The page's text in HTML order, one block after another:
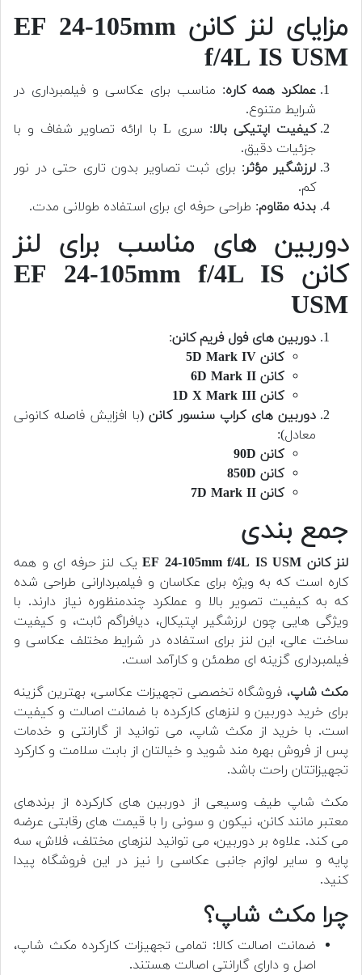
مزایای لنز کانن EF 24-105mm
f/4L IS USM
عملکرد همه کاره: مناسب برای عکاسی و فیلمبرداری در
شرایط متنوع.
کیفیت اپتیکی بالا
: سری L با ارائه تصاویر شفاف و با
جزئیات دقیق.
لرزشگیر مؤثر: برای ثبت تصاویر بدون تاری حتی در نور
کم.
بدنه مقاوم: طراحی حرفه ای برای استفاده طولانی مدت.
دوربین های مناسب برای لنز
کانن EF 24-105mm f/4L IS
USM
دوربین های فول فریم کانن:
کانن 5D Mark IV
کانن 6D Mark II
کانن 1D X Mark III
دوربین های کراپ سنسور کانن (با افزایش فاصله کانونی
معادل):
کانن 90D
کانن 850D
کانن 7D Mark II
جمع بندی
لنز کانن EF 24-105mm f/4L IS USM
یک لنز حرفه ای و همه
کاره است که به ویژه برای عکاسان و فیلمبردارانی طراحی شده
که به کیفیت تصویر بالا و عملکرد چندمنظوره نیاز دارند. با
ویژگی هایی چون لرزشگیر اپتیکال، دیافراگم ثابت، و کیفیت
ساخت عالی، این لنز برای استفاده در شرایط مختلف عکاسی و
فیلمبرداری گزینه ای مطمئن و کارآمد است.
مکث شاپ، فروشگاه تخصصی تجهیزات عکاسی، بهترین گزینه
برای خرید دوربین و لنزهای کارکرده با ضمانت اصالت و کیفیت
است. با خرید از مکث شاپ، می توانید از گارانتی و خدمات
پس از فروش بهره مند شوید و خیالتان از بابت سلامت و کارکرد
تجهیزاتتان راحت باشد.
مکث شاپ طیف وسیعی از دوربین های کارکرده از برندهای
معتبر مانند کانن، نیکون و سونی را با قیمت های رقابتی عرضه
می کند. علاوه بر دوربین، می توانید لنزهای مختلف، فلاش، سه
پایه و سایر لوازم جانبی عکاسی را نیز در این فروشگاه پیدا
کنید.
چرا مکث شاپ؟
ضمانت اصالت کالا: تمامی تجهیزات کارکرده مکث شاپ،
اصل و دارای گارانتی اصالت هستند.